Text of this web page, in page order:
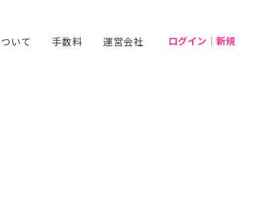
いて 手数料 運営会社 ログイン｜新規